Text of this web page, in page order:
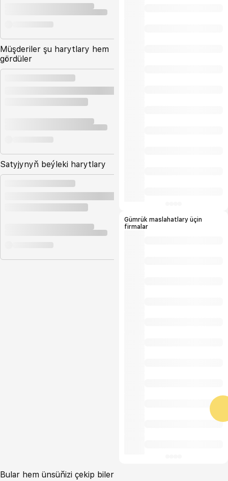
Müşderiler şu harytlary hem
gördüler
Satyjynyň beýleki harytlary
Gümrük maslahatlary üçin
firmalar
Bular hem ünsüňizi çekip biler